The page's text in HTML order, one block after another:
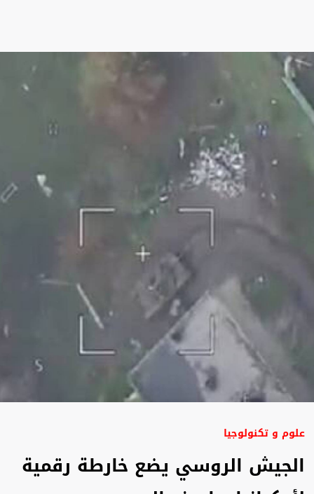
علوم و تكنولوجيا
الجيش الروسي يضع خارطة رقمية